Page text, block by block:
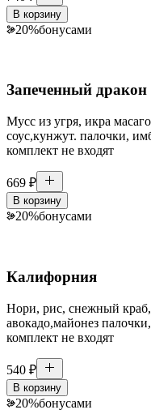
В корзину
20%бонусами
Запеченный дракон
Мусс из угря, икра
соус,кунжут. палочки,
комплект не входят
669 ₽
В корзину
20%бонусами
Калифорния
Нори, рис, снежный краб,
авокадо,майонез
комплект не входят
540 ₽
В корзину
20%бонусами